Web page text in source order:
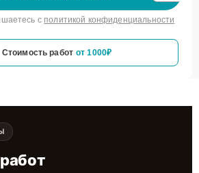
с политикой конфиденциальности
Стоимость работ от 1000₽